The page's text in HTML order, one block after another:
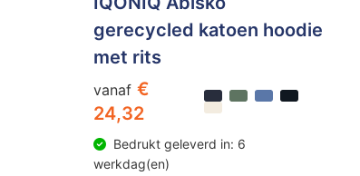
gerecycled katoen hoodie
met rits
vanaf €
24,32
Bedrukt geleverd in: 6
werkdag(en)